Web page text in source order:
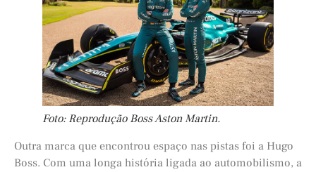
Foto: Reprodução Boss Aston Martin.
Outra marca que encontrou espaço nas pistas foi a Hugo
Boss. Com uma longa história ligada ao automobilismo, a